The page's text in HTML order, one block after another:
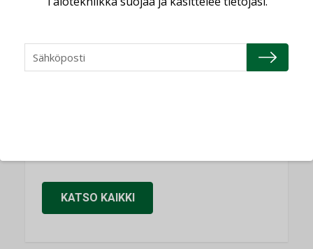
Refair
NIMITYKSET
KATSO KAIKKI